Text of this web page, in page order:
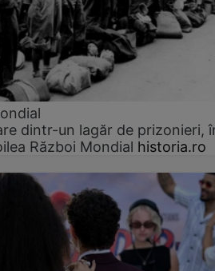
dintr-un lagăr de prizonieri,
Război Mondial historia.ro